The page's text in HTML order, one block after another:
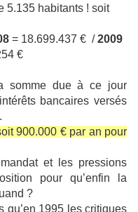
5.135 habitants ! soit
= 18.699.437 € /2009
€
somme due à ce jour
bancaires versés
900.000 € par an pour
et les pressions
pour qu’enfin la
?
qu’en 1995 les critiques